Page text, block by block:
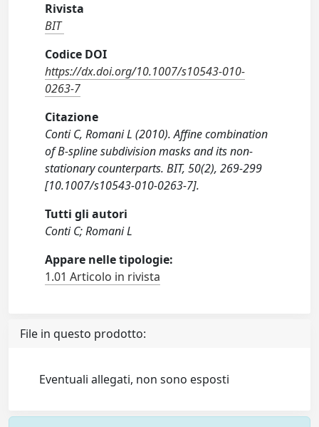
Rivista
BIT
Codice DOI
https://dx.doi.org/10.1007/s10543-010-
0263-7
Citazione
Conti C, Romani L (2010). Affine combination
of B-spline subdivision masks and its non-
stationary counterparts. BIT, 50(2), 269-299
[10.1007/s10543-010-0263-7].
Tutti gli autori
Conti C; Romani L
Appare nelle tipologie:
1.01 Articolo in rivista
File in questo prodotto:
Eventuali allegati, non sono esposti